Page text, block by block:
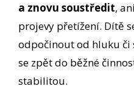
a znovu soustředit,
projevy přetížení. Dítě
odpočinout od hluku
se zpět do běžné
stabilitou.